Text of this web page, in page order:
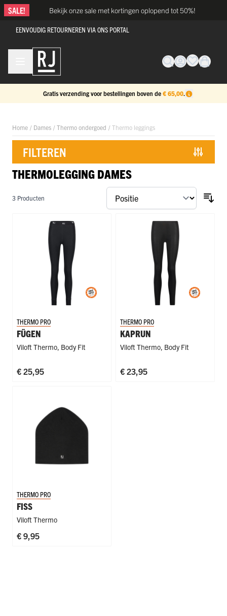
Ga naar de inhoud
SALE! Bekijk onze sale met kortingen oplopend tot 50%!
EENVOUDIG RETOURNEREN VIA ONS PORTAL
Gratis verzending voor bestellingen boven de € 65,00.
FILTEREN
Doorgaan naar productlijst
Home / Dames / Thermo ondergoed / Thermo leggings
THERMOLEGGING DAMES
3 Producten
THERMO PRO
FÜGEN
Viloft Thermo, Body Fit
€ 25,95
THERMO PRO
KAPRUN
Viloft Thermo, Body Fit
€ 23,95
THERMO PRO
FISS
Viloft Thermo
€ 9,95